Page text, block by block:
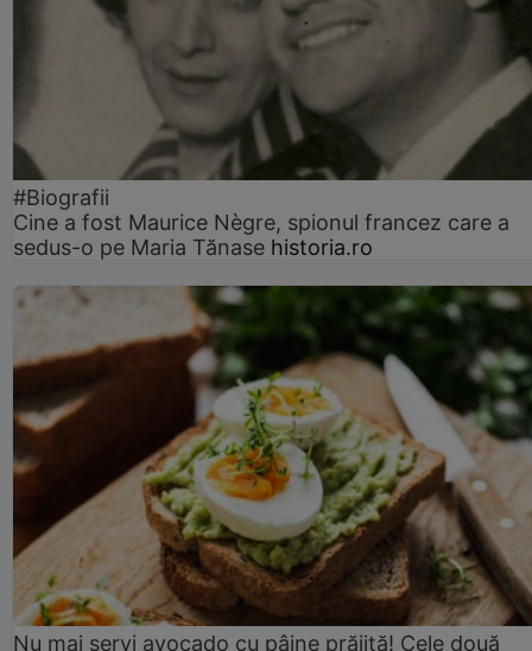
#Biografii
Cine a fost Maurice Nègre, spionul francez care a
sedus-o pe Maria Tănase historia.ro
Nu mai servi avocado cu pâine prăjită! Cele două